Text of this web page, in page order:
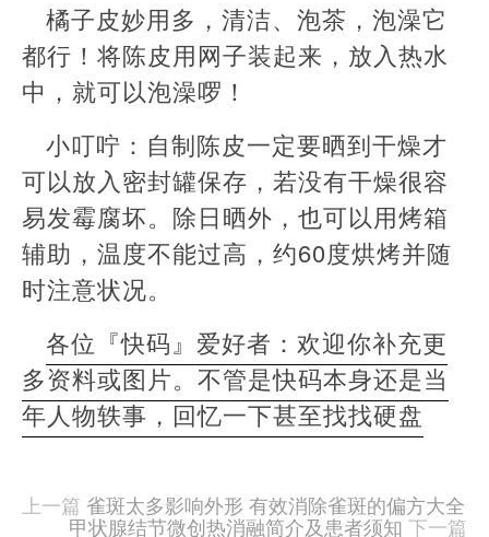
橘子皮妙用多，清洁、泡茶，泡澡它
都行！将陈皮用网子装起来，放入热水
中，就可以泡澡啰！
小叮咛：自制陈皮一定要晒到干燥才
可以放入密封罐保存，若没有干燥很容
易发霉腐坏。除日晒外，也可以用烤箱
辅助，温度不能过高，约60度烘烤并随
时注意状况。
各位『快码』爱好者：欢迎你补充更
多资料或图片。不管是快码本身还是当
年人物轶事，回忆一下甚至找找硬盘
由
羊
上一篇 雀斑太多影响外形 有效消除雀斑的偏方大全
甲状腺结节微创热消融简介及患者须知 下一篇